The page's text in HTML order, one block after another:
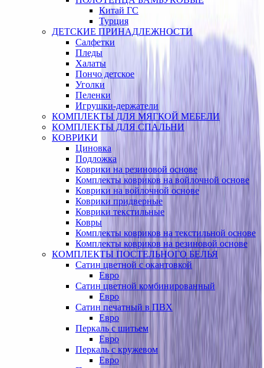
Китай ГС
Турция
ДЕТСКИЕ ПРИНАДЛЕЖНОСТИ
Салфетки
Пледы
Халаты
Пончо детское
Уголки
Пеленки
Игрушки-держатели
КОМПЛЕКТЫ ДЛЯ МЯГКОЙ МЕБЕЛИ
КОМПЛЕКТЫ ДЛЯ СПАЛЬНИ
КОВРИКИ
Циновка
Подложка
Коврики на резиновой основе
Комплекты ковриков на войлочной основе
Коврики на войлочной основе
Коврики придверные
Коврики текстильные
Ковры
Комплекты ковриков на текстильной основе
Комплекты ковриков на резиновой основе
КОМПЛЕКТЫ ПОСТЕЛЬНОГО БЕЛЬЯ
Сатин цветной с окантовкой
Евро
Сатин цветной комбинированный
Евро
Сатин печатный в ПВХ
Евро
Перкаль с шитьем
Евро
Перкаль с кружевом
Евро